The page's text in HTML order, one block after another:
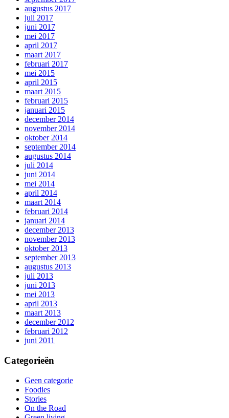
augustus 2017
juli 2017
juni 2017
mei 2017
april 2017
maart 2017
februari 2017
mei 2015
april 2015
maart 2015
februari 2015
januari 2015
december 2014
november 2014
oktober 2014
september 2014
augustus 2014
juli 2014
juni 2014
mei 2014
april 2014
maart 2014
februari 2014
januari 2014
december 2013
november 2013
oktober 2013
september 2013
augustus 2013
juli 2013
juni 2013
mei 2013
april 2013
maart 2013
december 2012
februari 2012
juni 2011
Categorieën
Geen categorie
Foodies
Stories
On the Road